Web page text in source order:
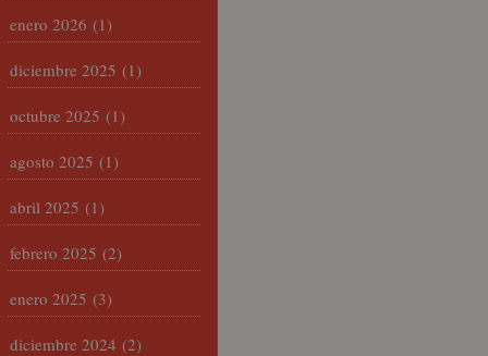
enero 2026 (1)
diciembre 2025 (1)
octubre 2025 (1)
agosto 2025 (1)
abril 2025 (1)
febrero 2025 (2)
enero 2025 (3)
diciembre 2024 (2)